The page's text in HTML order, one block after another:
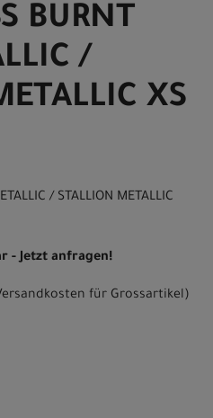
BURNT
/
XS
/ STALLION METALLIC
- Jetzt anfragen!
für Grossartikel)